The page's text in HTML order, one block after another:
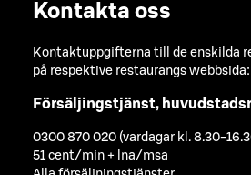
Kontakta oss
Kontaktuppgifterna till de enskilda
på respektive restaurangs webbsida:
Försäljingstjänst,
0300 870 020 (vardagar kl. 8.30-
51 cent/min + lna/msa